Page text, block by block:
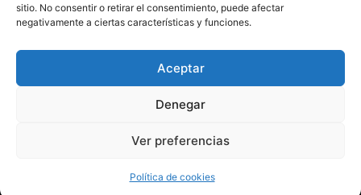
sitio. No consentir o retirar el consentimiento, puede afectar
negativamente a ciertas características y funciones.
Aceptar
Denegar
Ver preferencias
Política de cookies
CONTACTA CON NOSOTROS
© 2026 Todos los derechos reservados. Culturamanía